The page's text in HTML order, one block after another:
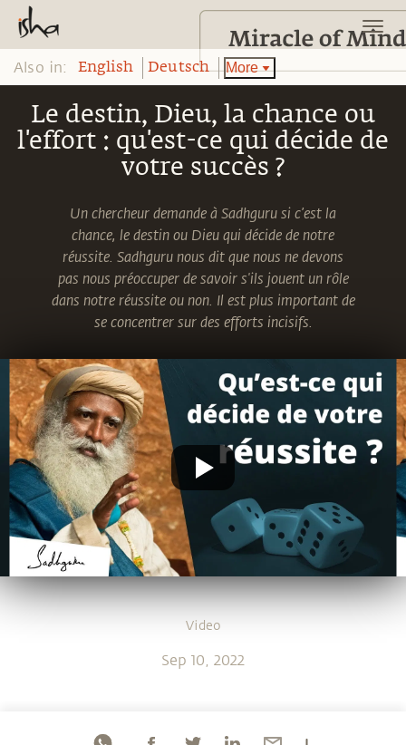
Also in: English Deutsch More
Le destin, Dieu, la chance ou
l'effort : qu'est-ce qui décide de
votre succès ?
Un chercheur demande à Sadhguru si c’est la
chance, le destin ou Dieu qui décide de notre
réussite. Sadhguru nous dit que nous ne devons
pas nous préoccuper de savoir s'ils jouent un rôle
dans notre réussite ou non. Il est plus important de
se concentrer sur des efforts incisifs.
Video
Sep 10, 2022